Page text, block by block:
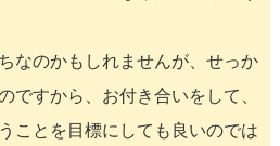
なのかもしれませんが、せっか
ですから、お付き合いをして、
ことを目標にしても良いのでは